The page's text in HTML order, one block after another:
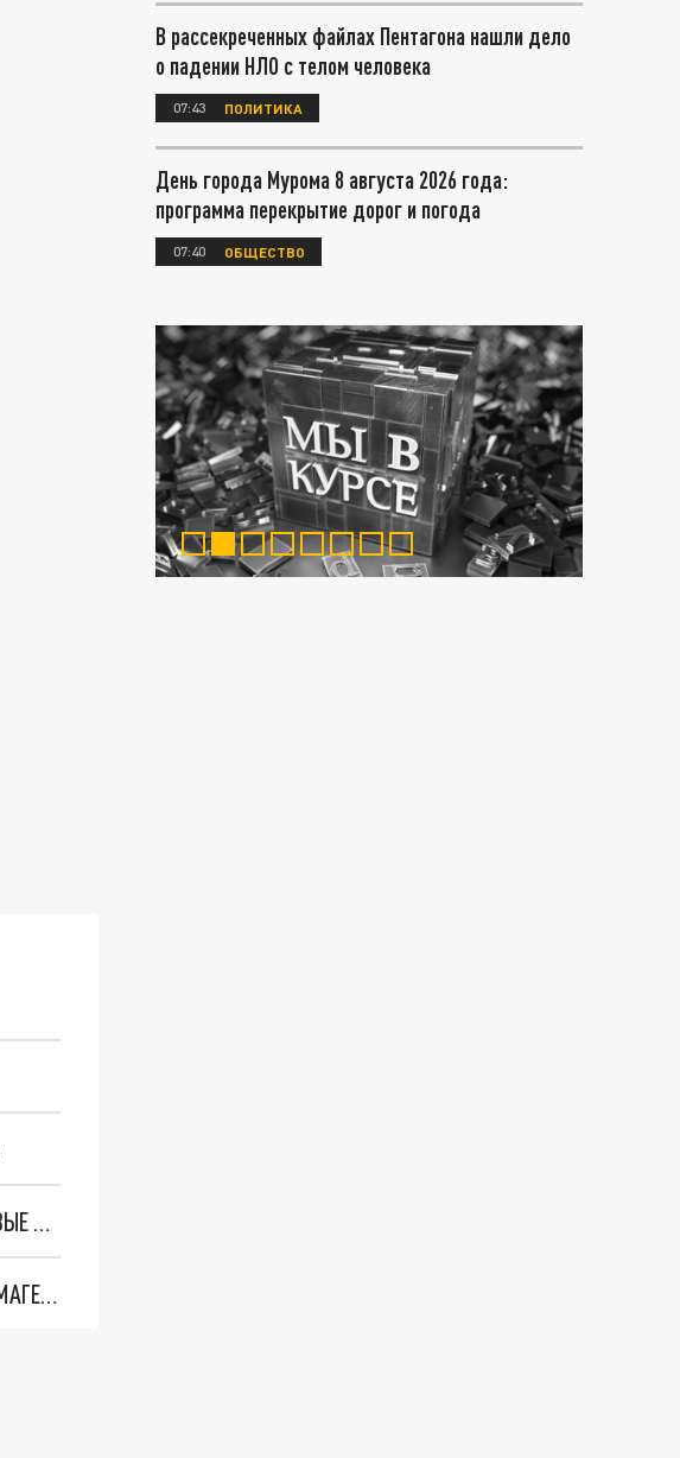
"ОЧЕНЬ ПЛОХИЕ НОВОСТИ": БОЛЬШАЯ ОШИБКА PALANTIR В РОССИИ. СТРАНЫ НАТО ВПЕРВЫЕ ЗА СВО ОСТАНОВИЛИ ПОСТАВКИ ОРУЖИЯ. ВСУ ТЕРЯЮТ ПРИГРАНИЧЬЕ?
ТРИ ГЛАВНЫХ ИНСАЙДА ОБ СВО. ОТМЕНА МОБИЛИЗАЦИИ И ВОЗВРАЩЕНИЕ "ГЕНЕРАЛА АРМАГЕДДОНА"? ОТЛИЧНЫЕ НОВОСТИ, КОТОРЫЕ ЖДАЛИ ВСЕ
В рассекреченных файлах Пентагона нашли дело
о падении НЛО с телом человека
07:43 ПОЛИТИКА
День города Мурома 8 августа 2026 года:
программа перекрытие дорог и погода
07:40 ОБЩЕСТВО